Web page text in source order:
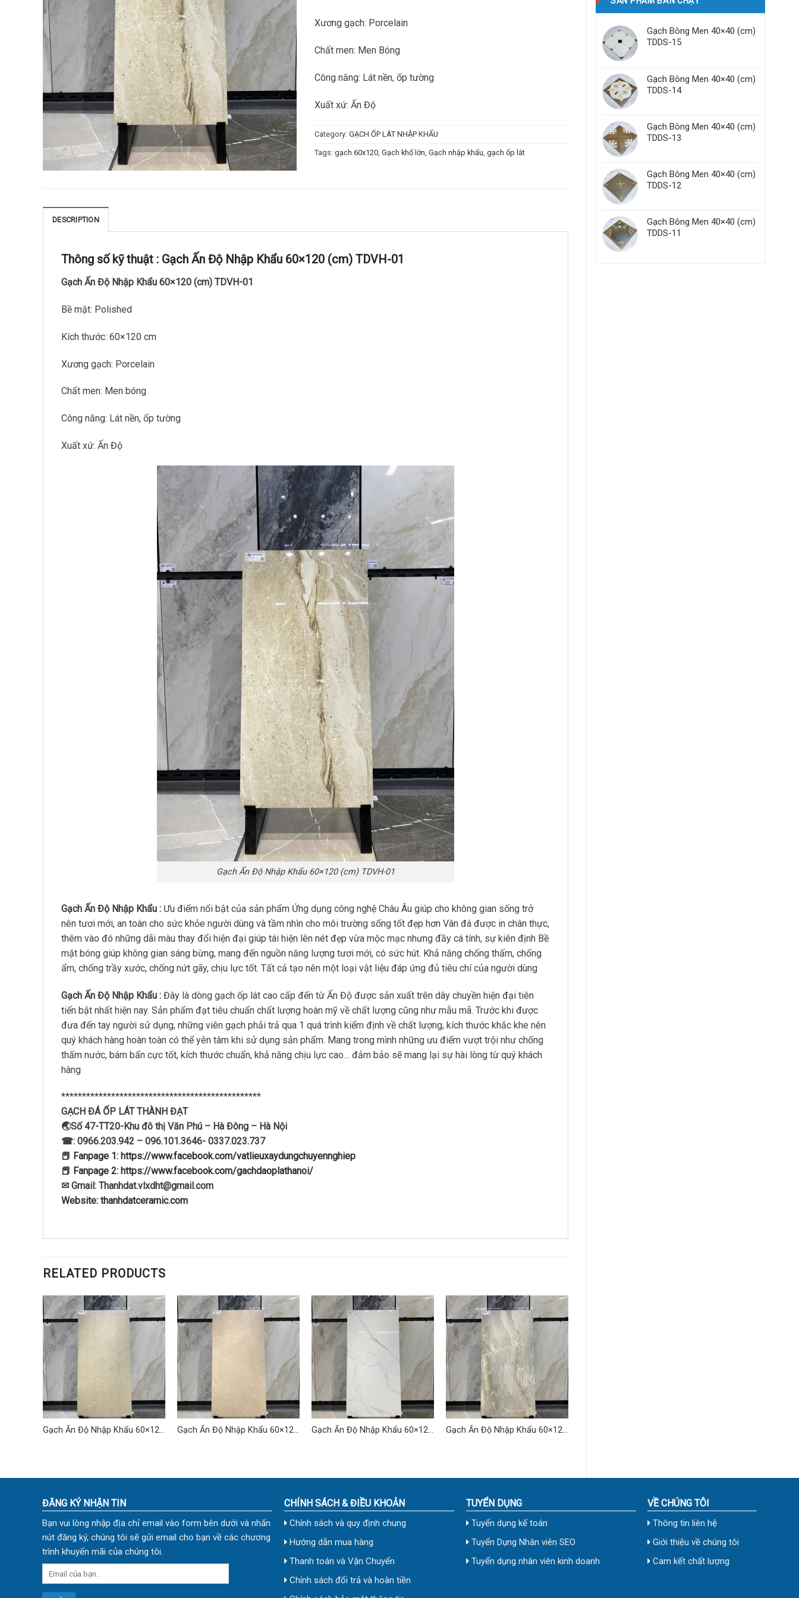
Gạch Bông Men 40×40 (cm)
TDDS-15
Gạch Bông Men 40×40 (cm)
TDDS-14
Gạch Bông Men 40×40 (cm)
TDDS-13
Gạch Bông Men 40×40 (cm)
TDDS-12
Gạch Bông Men 40×40 (cm)
TDDS-11
Xương gạch: Porcelain
Chất men: Men Bóng
Công năng: Lát nền, ốp tường
Xuất xứ: Ấn Độ
Category: GẠCH ỐP LÁT NHẬP KHẨU
Tags: gạch 60x120 Gạch khổ lớn Gạch nhập khẩu gạch ốp lát
DESCRIPTION
Thông số kỹ thuật : Gạch Ấn Độ Nhập Khẩu 60×120 (cm) TDVH-01
Gạch Ấn Độ Nhập Khẩu 60×120 (cm) TDVH-01
Bề mặt: Polished
Kích thước: 60×120 cm
Xương gạch: Porcelain
Chất men: Men bóng
Công năng: Lát nền, ốp tường
Xuất xứ: Ấn Độ
Gạch Ấn Độ Nhập Khẩu 60×120 (cm) TDVH-01
Gạch Ấn Độ Nhập Khẩu : Ưu điểm nổi bật của sản phẩm Ứng dụng công nghệ Châu Âu giúp cho không gian sống trở
nên tươi mới, an toàn cho sức khỏe người dùng và tầm nhìn cho môi trường sống tốt đẹp hơn Vân đá được in chân thực,
thêm vào đó những dãi màu thay đổi hiện đại giúp tái hiện lên nét đẹp vừa mộc mạc nhưng đầy cá tính, sự kiên định Bề
mặt bóng giúp không gian sáng bừng, mang đến nguồn năng lượng tươi mới, có sức hút. Khả năng chống thấm, chống
ẩm, chống trầy xước, chống nứt gãy, chịu lực tốt. Tất cả tạo nên một loại vật liệu đáp ứng đủ tiêu chí của người dùng
Gạch Ấn Độ Nhập Khẩu : Đây là dòng gạch ốp lát cao cấp đến từ Ấn Độ được sản xuất trên dây chuyền hiện đại tiên
tiến bật nhất hiện nay. Sản phẩm đạt tiêu chuẩn chất lượng hoàn mỹ về chất lượng cũng như mẫu mã. Trước khi được
đưa đến tay người sử dụng, những viên gạch phải trả qua 1 quá trình kiểm định về chất lượng, kích thước khắc khe nên
quý khách hàng hoàn toàn có thể yên tâm khi sử dụng sản phẩm. Mang trong mình những ưu điểm vượt trội như chống
thấm nước, bám bẩn cực tốt, kích thước chuẩn, khả năng chịu lực cao… đảm bảo sẽ mang lại sự hài lòng từ quý khách
hàng
************************************************
GẠCH ĐÁ ỐP LÁT THÀNH ĐẠT
🌏Số 47-TT20-Khu đô thị Văn Phú – Hà Đông – Hà Nội
☎: 0966.203.942 – 096.101.3646- 0337.023.737
📕 Fanpage 1: https://www.facebook.com/vatlieuxaydungchuyennghiep
📕 Fanpage 2: https://www.facebook.com/gachdaoplathanoi/
✉ Gmail: Thanhdat.vlxdht@gmail.com
Website: thanhdatceramic.com
RELATED PRODUCTS
Gạch Ấn Độ Nhập Khẩu 60×120
Gạch Ấn Độ Nhập Khẩu 60×120
Gạch Ấn Độ Nhập Khẩu 60×120
Gạch Ấn Độ Nhập Khẩu 60×120
ĐĂNG KÝ NHẬN TIN
Bạn vui lòng nhập địa chỉ email vào form bên dưới và nhấn
nút đăng ký, chúng tôi sẽ gửi email cho bạn về các chương
trình khuyến mãi của chúng tôi.
CHÍNH SÁCH & ĐIỀU KHOẢN
Chính sách và quy định chung
Hướng dẫn mua hàng
Thanh toán và Vận Chuyển
Chính sách đổi trả và hoàn tiền
TUYỂN DỤNG
Tuyển dụng kế toán
Tuyển Dụng Nhân viên SEO
Tuyển dụng nhân viên kinh doanh
VỀ CHÚNG TÔI
Thông tin liên hệ
Giới thiệu về chúng tôi
Cam kết chất lượng